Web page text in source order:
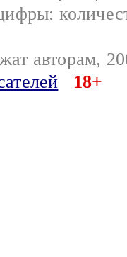
авторам,
18+